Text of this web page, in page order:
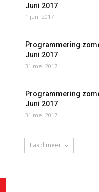
Juni 2017
1 juni 2017
Programmering
Juni 2017
31 mei 2017
Programmering
Juni 2017
31 mei 2017
Laad meer